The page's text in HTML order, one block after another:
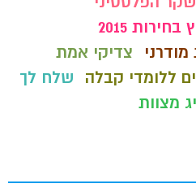
2015
צדיקי אמת
ללומדי קבלה
שלח לך
מצוות